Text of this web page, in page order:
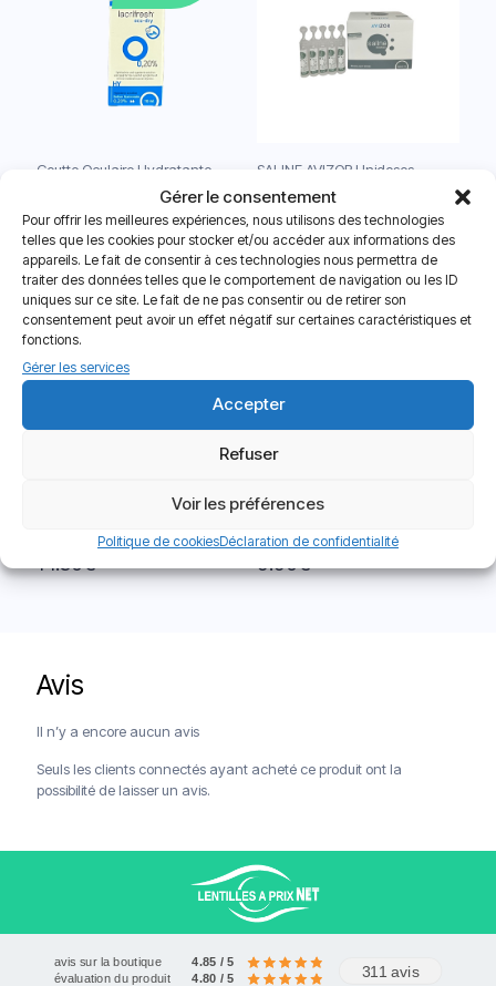
Gérer le consentement
Pour offrir les meilleures expériences, nous utilisons des technologies
telles que les cookies pour stocker et/ou accéder aux informations des
appareils. Le fait de consentir à ces technologies nous permettra de
traiter des données telles que le comportement de navigation ou les ID
uniques sur ce site. Le fait de ne pas consentir ou de retirer son
consentement peut avoir un effet négatif sur certaines caractéristiques et
fonctions.
Gérer les services
Accepter
Refuser
Voir les préférences
Politique de cookiesDéclaration de confidentialité
Goutte Oculaire Hydratante
Lacrifesh Ocu-Dry 0,20%
5.00
sur 5
11.50€
SALINE AVIZOR Unidoses
7.50€
14.30€
Lacrifesh Moisture 0,10%
9.90€
Avis
Il n’y a encore aucun avis
Seuls les clients connectés ayant acheté ce produit ont la
possibilité de laisser un avis.
Paiements sécurisés
avis sur la boutique
4.85 / 5
évaluation du produit
4.80 / 5 311 avis